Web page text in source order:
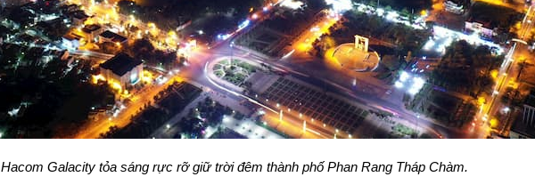
Hacom Galacity tỏa sáng rực rỡ giữ trời đêm thành phố Phan Rang Tháp Chàm.